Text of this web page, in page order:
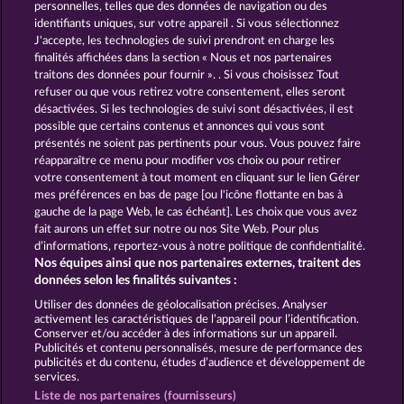
The Guardian God: Heimdall's Horn Medusa's Lair
CGU Charte de confidentialité
Mentions légales Société FAQ
Facebook Blog
Envoyer la demande de rétractation
personnelles, telles que des données de navigation ou des
identifiants uniques, sur votre appareil . Si vous sélectionnez
J'accepte, les technologies de suivi prendront en charge les
finalités affichées dans la section « Nous et nos partenaires
traitons des données pour fournir ». . Si vous choisissez Tout
refuser ou que vous retirez votre consentement, elles seront
désactivées. Si les technologies de suivi sont désactivées, il est
possible que certains contenus et annonces qui vous sont
présentés ne soient pas pertinents pour vous. Vous pouvez faire
réapparaître ce menu pour modifier vos choix ou pour retirer
votre consentement à tout moment en cliquant sur le lien Gérer
mes préférences en bas de page [ou l'icône flottante en bas à
gauche de la page Web, le cas échéant]. Les choix que vous avez
fait aurons un effet sur notre ou nos Site Web. Pour plus
d’informations, reportez-vous à notre politique de confidentialité.
Nos équipes ainsi que nos partenaires externes, traitent des
données selon les finalités suivantes :
Utiliser des données de géolocalisation précises. Analyser
activement les caractéristiques de l’appareil pour l’identification.
Conserver et/ou accéder à des informations sur un appareil.
Publicités et contenu personnalisés, mesure de performance des
publicités et du contenu, études d’audience et développement de
services.
Liste de nos partenaires (fournisseurs)